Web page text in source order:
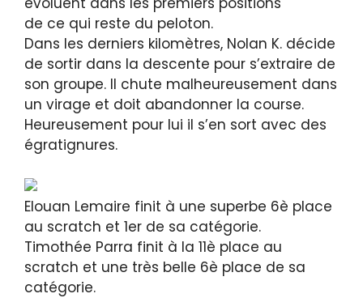
de ce qui reste du peloton.
Dans les derniers kilomètres, Nolan K. décide
de sortir dans la descente pour s’extraire de
son groupe. Il chute malheureusement dans
un virage et doit abandonner la course.
Heureusement pour lui il s’en sort avec des
égratignures.
Elouan Lemaire finit à une superbe 6è place
au scratch et 1er de sa catégorie.
Timothée Parra finit à la 11è place au
scratch et une très belle 6è place de sa
catégorie.